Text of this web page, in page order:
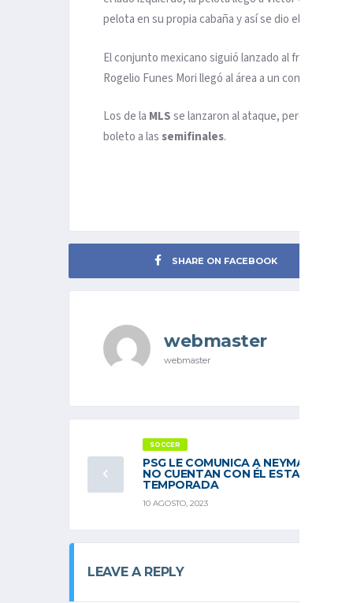
pelota en su propia cabaña y así se dio el 2-2.
El conjunto mexicano siguió lanzado al frente en
Rogelio Funes Mori llegó al área a un contra remate
Los de la MLSse lanzaron al ataque, pero no
boleto a lassemifinales.
SHARE ON FACEBOOK
webmaster
webmaster
SOCCER
PSG LE COMUNICA A NEYMAR QUE
NO CUENTAN CON ÉL ESTA
TEMPORADA
10 AGOSTO, 2023
LEAVE A REPLY